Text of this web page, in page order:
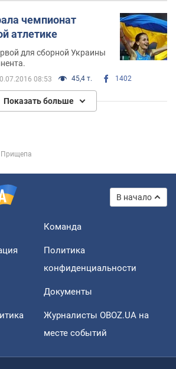
чемпионат
атлетике
для сборной Украины
08:53 45,4 т. 1402
Показать больше
Прищепа
В начало
Команда
Политика
конфиденциальности
Документы
Журналисты OBOZ.UA на
месте событий